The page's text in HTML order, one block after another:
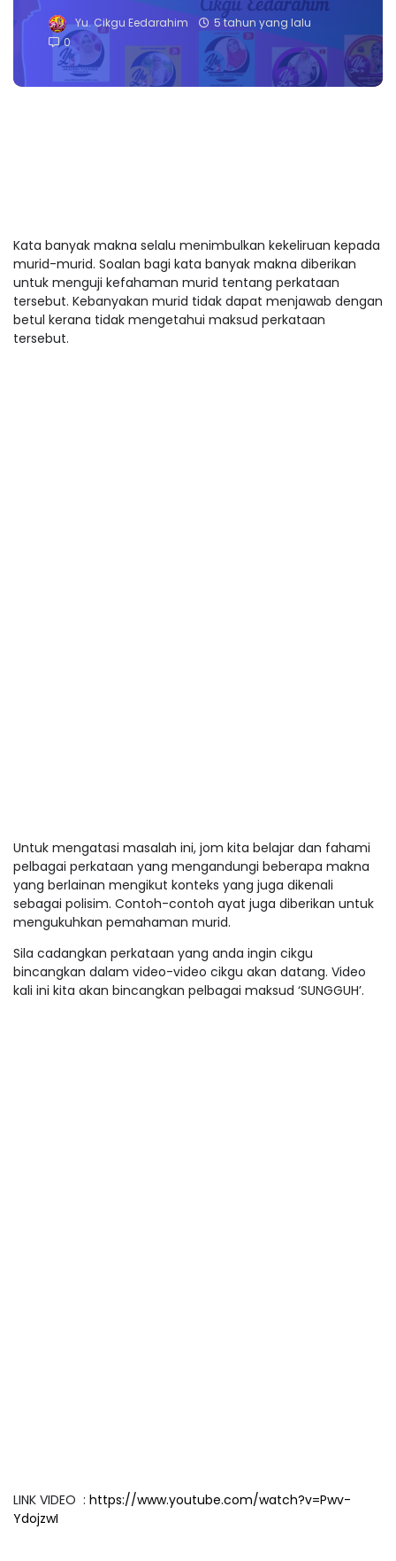
Yu. Cikgu Eedarahim
5 tahun yang lalu
0
Kata banyak makna selalu menimbulkan kekeliruan kepada
murid-murid. Soalan bagi kata banyak makna diberikan
untuk menguji kefahaman murid tentang perkataan
tersebut. Kebanyakan murid tidak dapat menjawab dengan
betul kerana tidak mengetahui maksud perkataan
tersebut.
Untuk mengatasi masalah ini, jom kita belajar dan fahami
pelbagai perkataan yang mengandungi beberapa makna
yang berlainan mengikut konteks yang juga dikenali
sebagai polisim. Contoh-contoh ayat juga diberikan untuk
mengukuhkan pemahaman murid.
Sila cadangkan perkataan yang anda ingin cikgu
bincangkan dalam video-video cikgu akan datang. Video
kali ini kita akan bincangkan pelbagai maksud ‘SUNGGUH’.
LINK VIDEO : https://www.youtube.com/watch?v=Pwv-
YdojzwI